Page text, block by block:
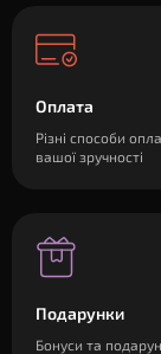
Оплата
Різні способи
вашої зручності
Подарунки
Бонуси та